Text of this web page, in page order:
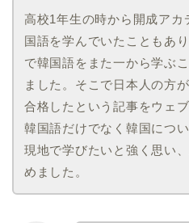
高校1年生の時から開成アカ
国語を学んでいたこともあ
で韓国語をまた一から学ぶ
ました。そこで日本人の方
合格したという記事をウェ
韓国語だけでなく韓国につ
現地で学びたいと強く思い
めました。